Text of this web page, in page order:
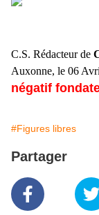
C.S. Rédacteur de
Auxonne, le 06
négatif
#Figures libres
Partager